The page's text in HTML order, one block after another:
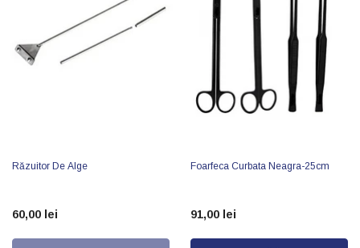
Răzuitor De Alge
60,00 lei
Foarfeca Curbata Neagra-25cm
91,00 lei